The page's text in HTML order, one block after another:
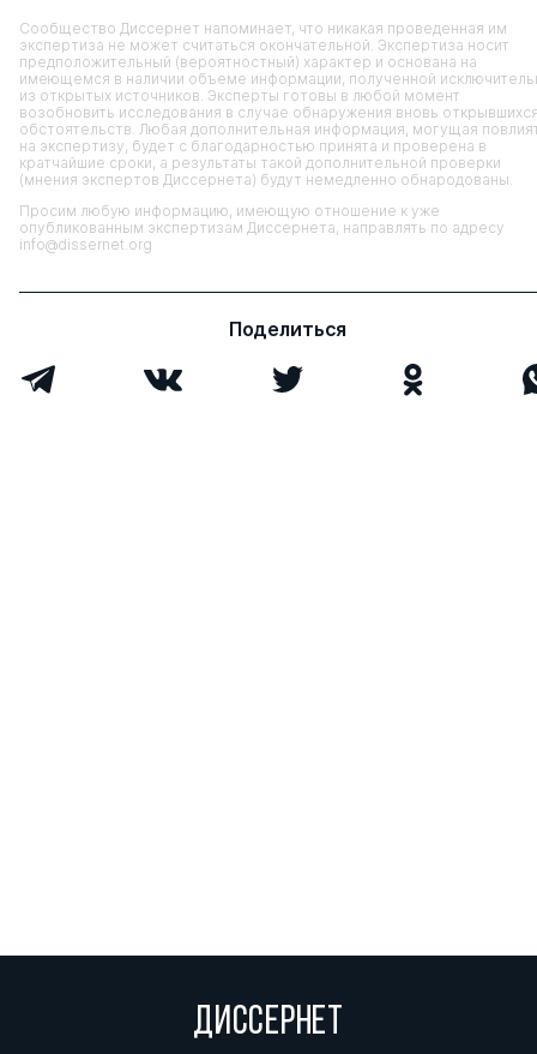
Сообщество Диссернет напоминает, что никакая проведенная им
экспертиза не может считаться окончательной. Экспертиза носит
предположительный (вероятностный) характер и основана на
имеющемся в наличии объеме информации, полученной
из открытых источников. Эксперты готовы в любой момент
возобновить исследования в случае обнаружения вновь
обстоятельств. Любая дополнительная информация, могущая
на экспертизу, будет с благодарностью принята и проверена в
кратчайшие сроки, а результаты такой дополнительной проверки
(мнения экспертов Диссернета) будут немедленно обнародованы.
Просим любую информацию, имеющую отношение к уже
опубликованным экспертизам Диссернета, направлять по адресу
info@dissernet.org
Поделиться
ДИССЕРНЕТ